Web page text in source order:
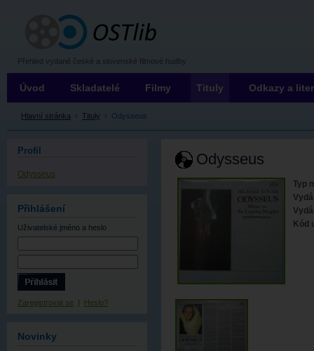
Přehled vydané české a slovenské filmové hudby
Odysseus
Typ
Kód
Hlavní stránka › Tituly › Odysseus
Úvod Skladatelé Filmy Tituly Odkazy a
Profil
Odysseus
Přihlášení
Uživatelské jméno a heslo
Zaregistrovat se | Heslo?
Novinky